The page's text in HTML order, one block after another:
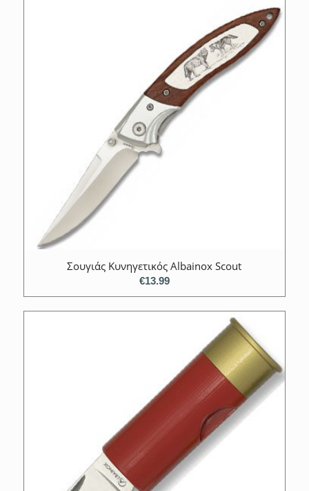
Σουγιάς Κυνηγετικός Albainox Scout
€13.99